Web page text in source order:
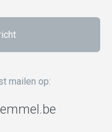
mailen op:
emmel.be